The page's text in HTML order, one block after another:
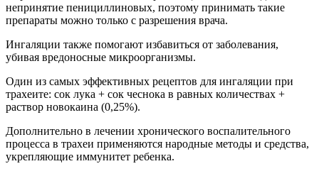
непринятие пенициллиновых, поэтому принимать такие
препараты можно только с разрешения врача.
Ингаляции также помогают избавиться от заболевания,
убивая вредоносные микроорганизмы.
Один из самых эффективных рецептов для ингаляции при
трахеите: сок лука + сок чеснока в равных количествах +
раствор новокаина (0,25%).
Дополнительно в лечении хронического воспалительного
процесса в трахеи применяются народные методы и средства,
укрепляющие иммунитет ребенка.